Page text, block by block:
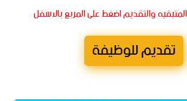
والتقديم اضغط على المربع بالاسفل
تقديم للوظيفة